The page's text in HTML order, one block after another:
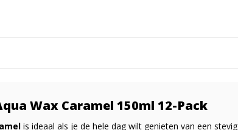
Wax Caramel 150ml 12-Pack
is ideaal als je de hele dag wilt genieten van een stevig